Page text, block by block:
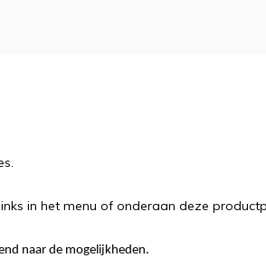
in het menu of onderaan deze
naar de mogelijkheden.